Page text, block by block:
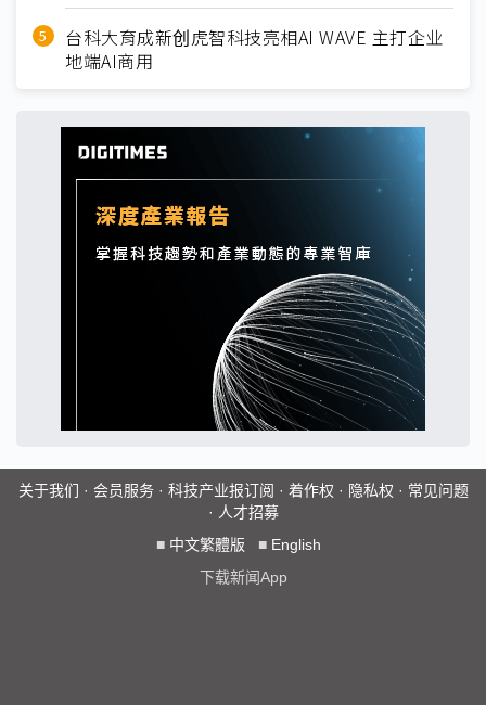
台科大育成新创虎智科技亮相AI WAVE 主打企业
地端AI商用
关于我们 · 会员服务· 科技产业报订阅 · 着作权 · 隐私权 · 常见问题
· 人才招募
■ 中文繁體版 ■ English
下载新闻App